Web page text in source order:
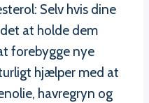
Selv hvis dine
at holde dem
forebygge nye
hjælper med at
havregryn og